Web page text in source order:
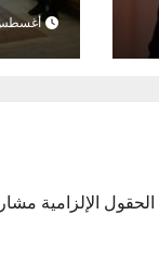
أغسطس 5,
الحقول الإلزامية مشار